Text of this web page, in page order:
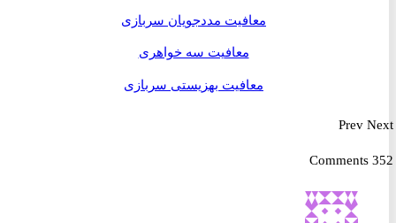
معافیت مددجویان سربازی
معافیت سه خواهری
معافیت بهزیستی سربازی
Prev